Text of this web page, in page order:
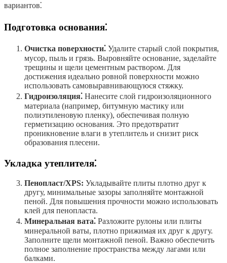
вариантов⁚
Подготовка основания⁚
Очистка поверхности⁚ Удалите старый слой покрытия,
мусор, пыль и грязь. Выровняйте основание, заделайте
трещины и щели цементным раствором. Для
достижения идеально ровной поверхности можно
использовать самовыравнивающуюся стяжку.
Гидроизоляция⁚ Нанесите слой гидроизоляционного
материала (например, битумную мастику или
полиэтиленовую пленку), обеспечивая полную
герметизацию основания. Это предотвратит
проникновение влаги в утеплитель и снизит риск
образования плесени.
Укладка утеплителя⁚
Пенопласт/XPS: Укладывайте плиты плотно друг к
другу, минимальные зазоры заполняйте монтажной
пеной. Для повышения прочности можно использовать
клей для пенопласта.
Минеральная вата⁚ Разложите рулоны или плиты
минеральной ваты, плотно прижимая их друг к другу.
Заполните щели монтажной пеной. Важно обеспечить
полное заполнение пространства между лагами или
балками.